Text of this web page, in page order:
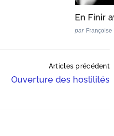
En Finir
par
Articles précédent
Ouverture des hostilités